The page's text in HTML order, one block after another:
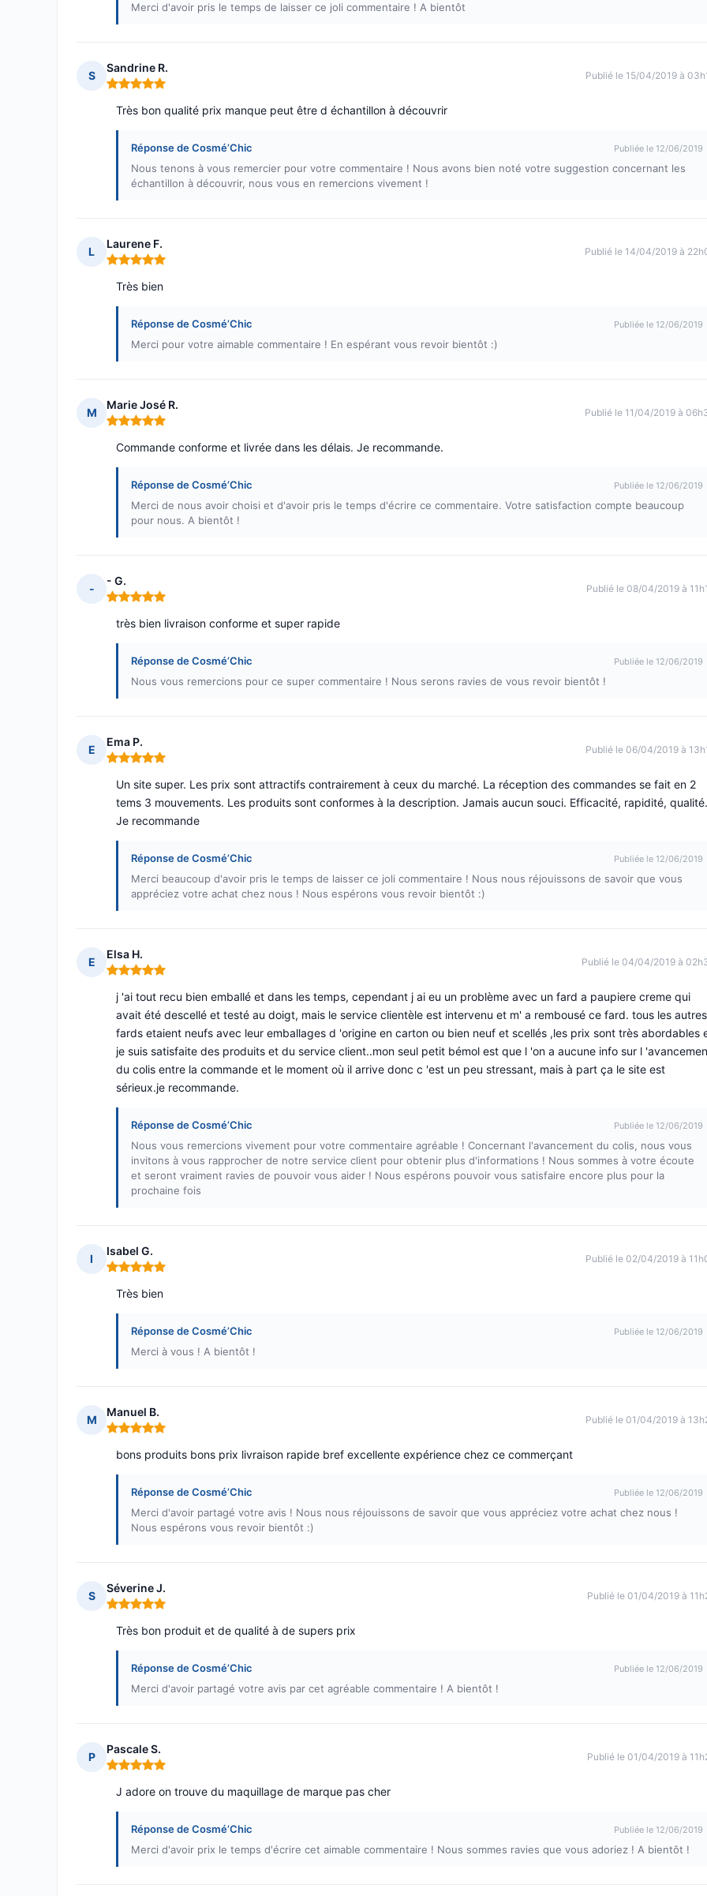
Merci d'avoir pris le temps de laisser ce joli commentaire ! A bientôt
S
Sandrine R.
Note : 5 sur 5
Publié le 15/04/2019 à
Très bon qualité prix manque peut être d échantillon à découvrir
Réponse de Cosmé’Chic Publiée le 12/06/2019
Nous tenons à vous remercier pour votre commentaire ! Nous avons bien noté votre suggestion concernant les
échantillon à découvrir, nous vous en remercions vivement !
L
Laurene F.
Note : 5 sur 5
Publié le 14/04/2019 à
Très bien
Réponse de Cosmé’Chic Publiée le 12/06/2019
Merci pour votre aimable commentaire ! En espérant vous revoir bientôt :)
M
Marie José R.
Note : 5 sur 5
Publié le 11/04/2019 à
Commande conforme et livrée dans les délais. Je recommande.
Réponse de Cosmé’Chic Publiée le 12/06/2019
Merci de nous avoir choisi et d'avoir pris le temps d'écrire ce commentaire. Votre satisfaction compte beaucoup
pour nous. A bientôt !
-
- G.
Note : 5 sur 5
Publié le 08/04/2019 à
très bien livraison conforme et super rapide
Réponse de Cosmé’Chic Publiée le 12/06/2019
Nous vous remercions pour ce super commentaire ! Nous serons ravies de vous revoir bientôt !
E
Ema P.
Note : 5 sur 5
Publié le 06/04/2019 à
Un site super. Les prix sont attractifs contrairement à ceux du marché. La réception des commandes se fait en 2
tems 3 mouvements. Les produits sont conformes à la description. Jamais aucun souci. Efficacité, rapidité,
Je recommande
Réponse de Cosmé’Chic Publiée le 12/06/2019
Merci beaucoup d'avoir pris le temps de laisser ce joli commentaire ! Nous nous réjouissons de savoir que vous
appréciez votre achat chez nous ! Nous espérons vous revoir bientôt :)
E
Elsa H.
Note : 5 sur 5
Publié le 04/04/2019 à
j 'ai tout recu bien emballé et dans les temps, cependant j ai eu un problème avec un fard a paupiere creme qui
avait été descellé et testé au doigt, mais le service clientèle est intervenu et m' a rembousé ce fard. tous les autres
fards etaient neufs avec leur emballages d 'origine en carton ou bien neuf et scellés ,les prix sont très abordables
je suis satisfaite des produits et du service client..mon seul petit bémol est que l 'on a aucune info sur l
du colis entre la commande et le moment où il arrive donc c 'est un peu stressant, mais à part ça le site est
sérieux.je recommande.
Réponse de Cosmé’Chic Publiée le 12/06/2019
Nous vous remercions vivement pour votre commentaire agréable ! Concernant l'avancement du colis, nous vous
invitons à vous rapprocher de notre service client pour obtenir plus d'informations ! Nous sommes à votre écoute
et seront vraiment ravies de pouvoir vous aider ! Nous espérons pouvoir vous satisfaire encore plus pour la
prochaine fois
I
Isabel G.
Note : 5 sur 5
Publié le 02/04/2019 à
Très bien
Réponse de Cosmé’Chic Publiée le 12/06/2019
Merci à vous ! A bientôt !
M
Manuel B.
Note : 5 sur 5
Publié le 01/04/2019 à
bons produits bons prix livraison rapide bref excellente expérience chez ce commerçant
Réponse de Cosmé’Chic Publiée le 12/06/2019
Merci d'avoir partagé votre avis ! Nous nous réjouissons de savoir que vous appréciez votre achat chez nous !
Nous espérons vous revoir bientôt :)
S
Séverine J.
Note : 5 sur 5
Publié le 01/04/2019 à
Très bon produit et de qualité à de supers prix
Réponse de Cosmé’Chic Publiée le 12/06/2019
Merci d'avoir partagé votre avis par cet agréable commentaire ! A bientôt !
P
Pascale S.
Note : 5 sur 5
Publié le 01/04/2019 à
J adore on trouve du maquillage de marque pas cher
Réponse de Cosmé’Chic Publiée le 12/06/2019
Merci d'avoir prix le temps d'écrire cet aimable commentaire ! Nous sommes ravies que vous adoriez ! A bientôt !